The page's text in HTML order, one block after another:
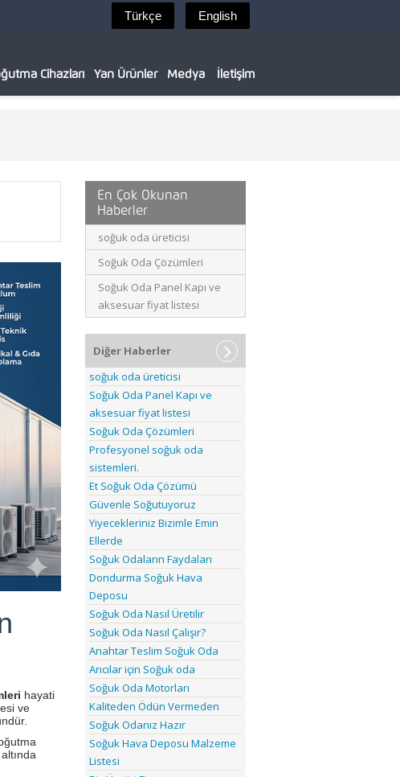
Cihazları Yan Ürünler Medya İletişim
hayati
ve
En Çok Okunan
Haberler
soğuk oda üreticisi
Soğuk Oda Çözümleri
Soğuk Oda Panel Kapı ve
aksesuar fiyat listesi
Diğer Haberler
soğuk oda üreticisi
Soğuk Oda Panel Kapı ve
aksesuar fiyat listesi
Soğuk Oda Çözümleri
Profesyonel soğuk oda
sistemleri.
Et Soğuk Oda Çözümü
Güvenle Soğutuyoruz
Yiyecekleriniz Bizimle Emin
Ellerde
Soğuk Odaların Faydaları
Dondurma Soğuk Hava
Deposu
Soğuk Oda Nasıl Üretilir
Soğuk Oda Nasıl Çalışır?
Anahtar Teslim Soğuk Oda
Arıcılar için Soğuk oda
Soğuk Oda Motorları
Kaliteden Ödün Vermeden
Soğuk Odanız Hazır
Soğuk Hava Deposu Malzeme
Listesi